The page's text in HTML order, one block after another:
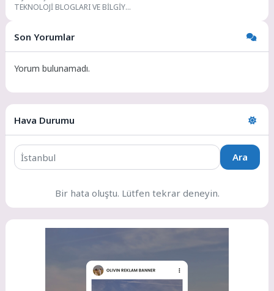
TEKNOLOJİ BLOGLARI VE BİLGİYE
teknolojik ilerlemeleri,...
Son Yorumlar
Yorum bulunamadı.
Hava Durumu
Ara
Bir hata oluştu. Lütfen tekrar deneyin.